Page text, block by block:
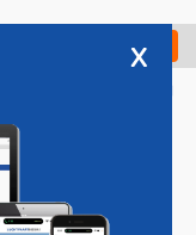
Check in
x